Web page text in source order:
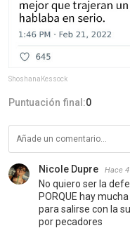
ShoshanaKessock
Puntuación final:0
Nicole Dupre Hace
No quiero ser la
PORQUE hay
para salirse con la
por pecadores